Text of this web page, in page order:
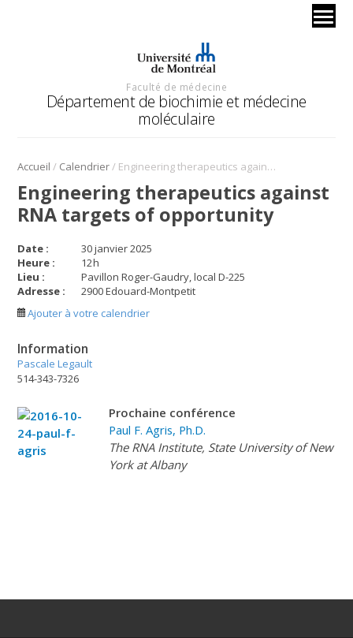
Faculté de médecine
Département de biochimie et médecine
moléculaire
Accueil / Calendrier/ Engineering therapeutics against RNA targets of opportunity
Engineering therapeutics against
RNA targets of opportunity
Date :
30 janvier 2025
Heure :
12h
Lieu :
Pavillon Roger-Gaudry, local D-225
Adresse :
2900 Edouard-Montpetit
Ajouter à votre calendrier
Information
Pascale Legault
514-343-7326
Prochaine conférence
Paul F. Agris, Ph.D.
The RNA Institute, State University of New
York at Albany